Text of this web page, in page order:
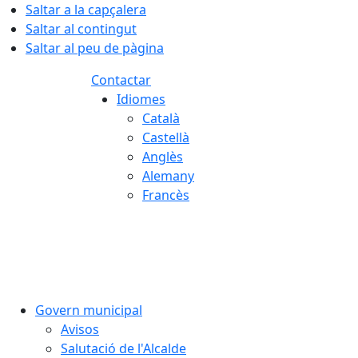
Saltar a la capçalera
Saltar al contingut
Saltar al peu de pàgina
Contactar
Idiomes
Català
Castellà
Anglès
Alemany
Francès
Govern municipal
Avisos
Salutació de l'Alcalde